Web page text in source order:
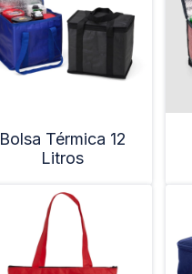
Bolsa Térmica 12
Litros